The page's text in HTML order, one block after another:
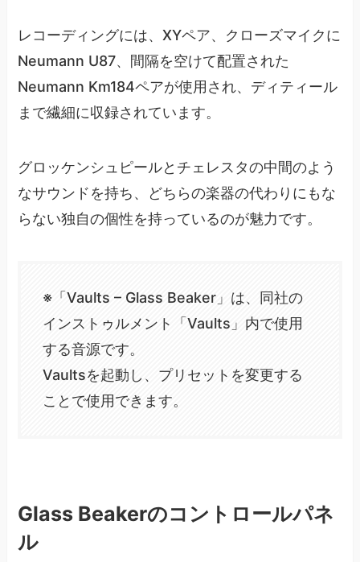
レコーディングには、XYペア、クローズマイクに
Neumann U87、間隔を空けて配置された
Neumann Km184ペアが使用され、ディティール
まで繊細に収録されています。
グロッケンシュピールとチェレスタの中間のよう
なサウンドを持ち、どちらの楽器の代わりにもな
らない独自の個性を持っているのが魅力です。
※「Vaults – Glass Beaker」は、同社の
インストゥルメント「Vaults」内で使用
する音源です。
Vaultsを起動し、プリセットを変更する
ことで使用できます。
Glass Beakerのコントロールパネ
ル